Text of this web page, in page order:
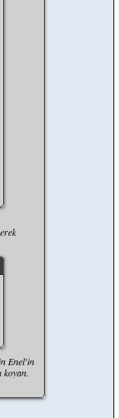
Enel'in
koyan.